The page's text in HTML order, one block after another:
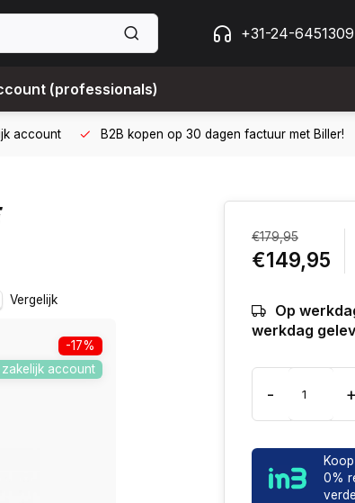
+31-24-6451309
(professionals)
account B2B kopen op 30 dagen factuur met Biller!
Vergelijk
-17%
account
€179,95
€149,95
Op
werkdag
- +
0%